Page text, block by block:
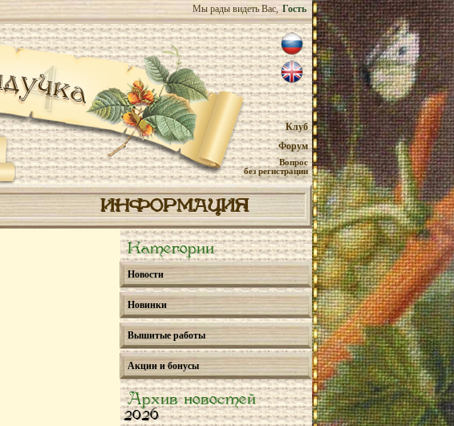
Мы рады видеть Вас, Гость
Клуб
Форум
Вопрос
без регистрации
ИНФОРМАЦИЯ
Категории
Новости
Новинки
Вышитые работы
Акции и бонусы
Архив новостей
2026